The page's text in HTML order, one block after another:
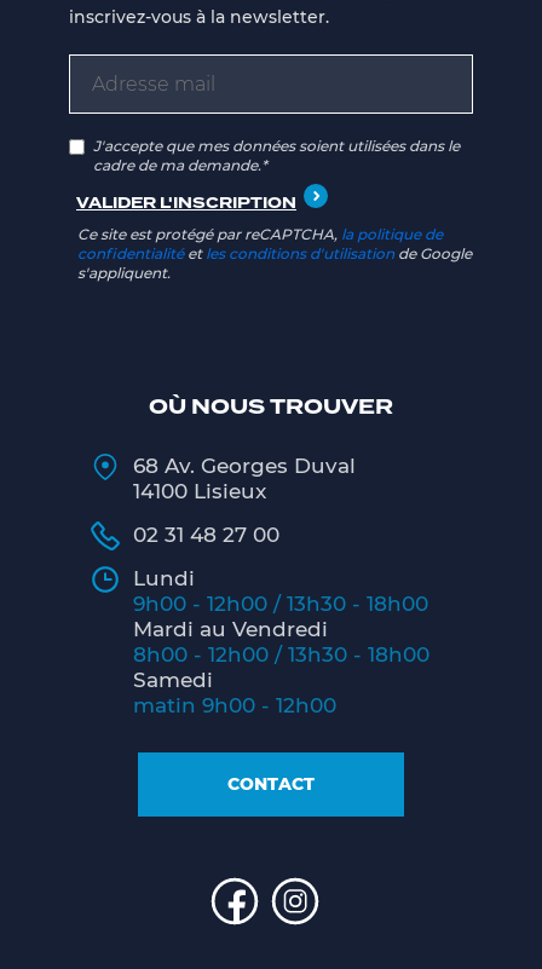
OÙ NOUS TROUVER
68 Av. Georges Duval
14100 Lisieux
02 31 48 27 00
Lundi
9h00 - 12h00 / 13h30 - 18h00
Mardi au Vendredi
8h00 - 12h00 / 13h30 - 18h00
Samedi
matin 9h00 - 12h00
CONTACT
inscrivez-vous à la newsletter.
J'accepte que mes données soient utilisées dans le
cadre de ma demande.*
Ce site est protégé par reCAPTCHA, la politique de
confidentialitéet les conditions d'utilisation de Google
s'appliquent.